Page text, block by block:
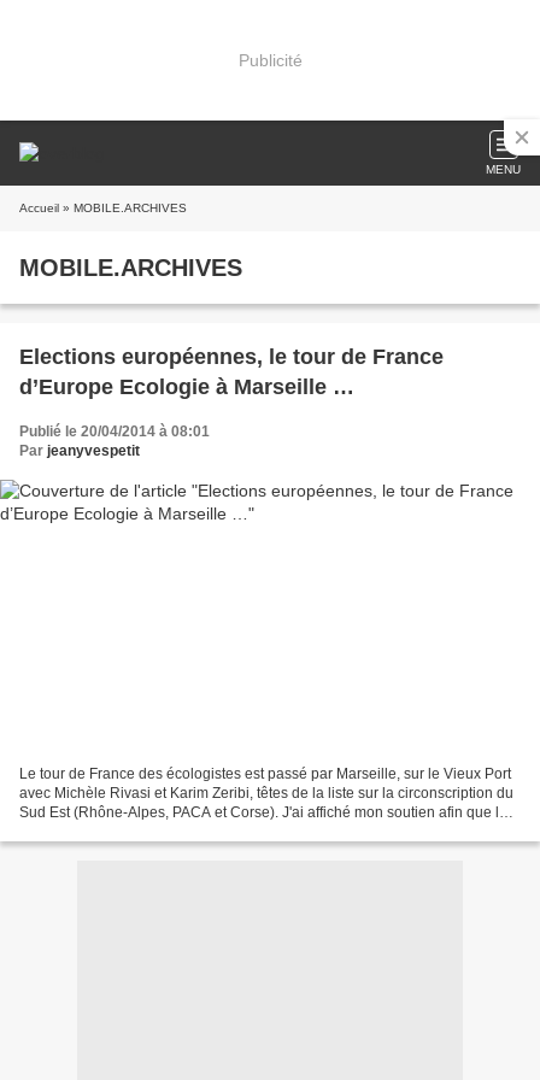
Publicité
MENU
Accueil » MOBILE.ARCHIVES
MOBILE.ARCHIVES
Elections européennes, le tour de France
d’Europe Ecologie à Marseille …
Publié le 20/04/2014 à 08:01
Par jeanyvespetit
Le tour de France des écologistes est passé par Marseille, sur le Vieux Port
avec Michèle Rivasi et Karim Zeribi, têtes de la liste sur la circonscription du
Sud Est (Rhône-Alpes, PACA et Corse). J'ai affiché mon soutien afin que la «